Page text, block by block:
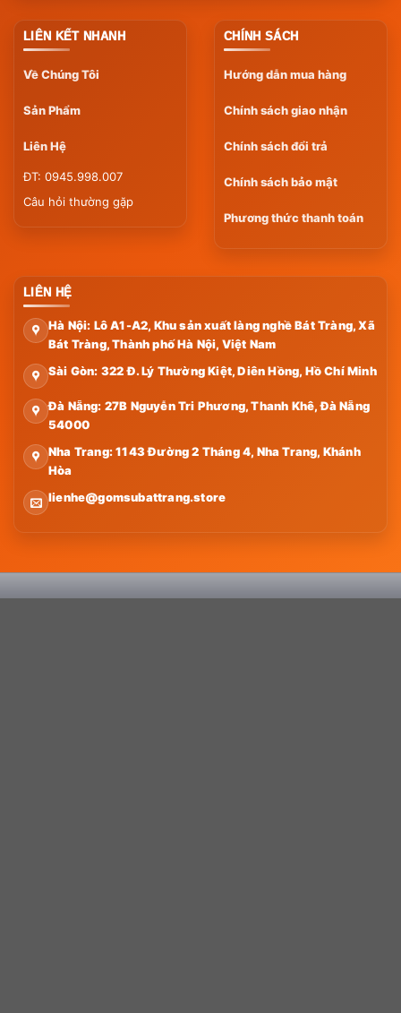
LIÊN KẾT NHANH
Về Chúng Tôi
Sản Phẩm
Liên Hệ
ĐT: 0945.998.007
Câu hỏi thường gặp
CHÍNH SÁCH
Hướng dẫn mua hàng
Chính sách giao nhận
Chính sách đổi trả
Chính sách bảo mật
Phương thức thanh toán
LIÊN HỆ
Hà Nội: Lô A1-A2, Khu sản xuất làng nghề Bát Tràng, Xã
Bát Tràng, Thành phố Hà Nội, Việt Nam
Sài Gòn: 322 Đ. Lý Thường Kiệt, Diên Hồng, Hồ Chí Minh
Đà Nẵng: 27B Nguyễn Tri Phương, Thanh Khê, Đà Nẵng
54000
Nha Trang: 1143 Đường 2 Tháng 4, Nha Trang, Khánh
Hòa
lienhe@gomsubattrang.store